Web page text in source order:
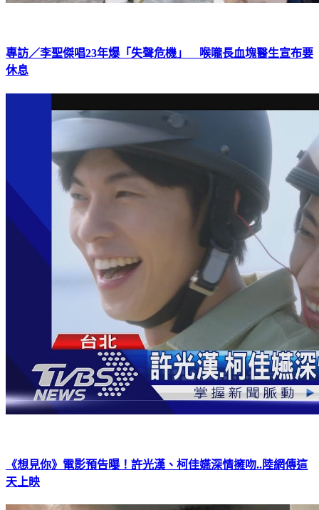
專訪／李聖傑唱23年爆「失聲危機」 喉嚨長血塊醫生宣布要
休息
《想見你》電影預告曝！許光漢、柯佳嬿深情擁吻..陸網傳這
天上映